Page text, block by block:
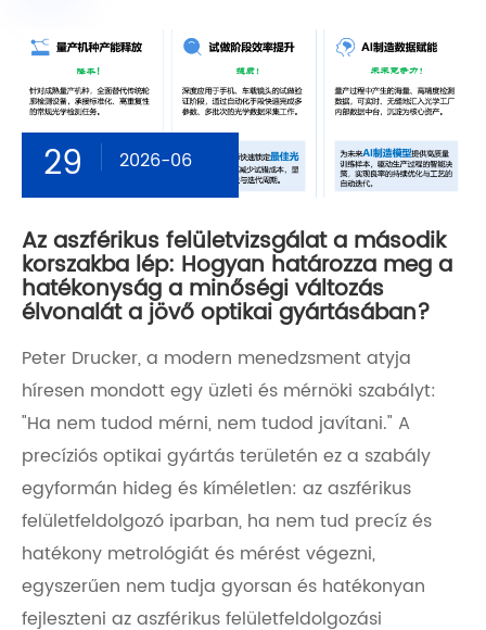
29 2026-06
Az aszférikus felületvizsgálat a második
korszakba lép: Hogyan határozza meg a
hatékonyság a minőségi változás
élvonalát a jövő optikai gyártásában?
Peter Drucker, a modern menedzsment atyja
híresen mondott egy üzleti és mérnöki szabályt:
"Ha nem tudod mérni, nem tudod javítani." A
precíziós optikai gyártás területén ez a szabály
egyformán hideg és kíméletlen: az aszférikus
felületfeldolgozó iparban, ha nem tud precíz és
hatékony metrológiát és mérést végezni,
egyszerűen nem tudja gyorsan és hatékonyan
fejleszteni az aszférikus felületfeldolgozási